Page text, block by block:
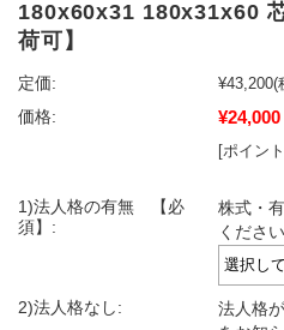
180x60x31 180x31x60
荷可】
定価: ¥43,200(
価格:
¥24,000
[ポイン
1)法人格の有無 【必
須】:
株式・
ください
2)法人格なし:
法人格